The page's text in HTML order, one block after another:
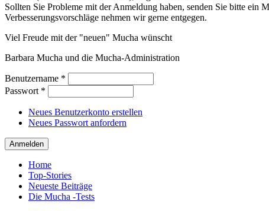
Sollten Sie Probleme mit der Anmeldung haben, senden Sie bitte
Verbesserungsvorschläge nehmen wir gerne entgegen.
Viel Freude mit der "neuen" Mucha wünscht
Barbara Mucha und die Mucha-Administration
Benutzername *
Passwort *
Neues Benutzerkonto erstellen
Neues Passwort anfordern
Home
Top-Stories
Neueste Beiträge
Die Mucha -Tests